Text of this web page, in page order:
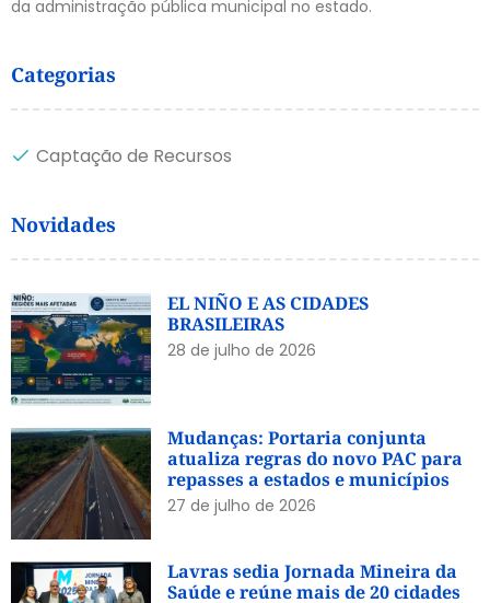
da administração pública municipal no estado.
Categorias
Captação de Recursos
Novidades
EL NIÑO E AS CIDADES
BRASILEIRAS
28 de julho de 2026
Mudanças: Portaria conjunta
atualiza regras do novo PAC para
repasses a estados e municípios
27 de julho de 2026
Lavras sedia Jornada Mineira da
Saúde e reúne mais de 20 cidades